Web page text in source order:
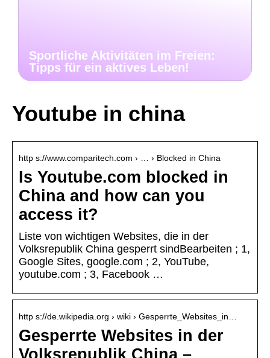
Sportliche Aktivitäten im Freien:
Tipps für ein aktives Leben!
Youtube in china
http s://www.comparitech.com › … › Blocked in China
Is Youtube.com blocked in
China and how can you
access it?
Liste von wichtigen Websites, die in der
Volksrepublik China gesperrt sindBearbeiten ; 1,
Google Sites, google.com ; 2, YouTube,
youtube.com ; 3, Facebook …
http s://de.wikipedia.org › wiki › Gesperrte_Websites_in…
Gesperrte Websites in der